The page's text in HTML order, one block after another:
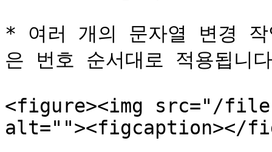
* 여러 개의 문자열 변경
은 번호 순서대로 적용됩니
<figure><img src="/
alt=""><figcaption></